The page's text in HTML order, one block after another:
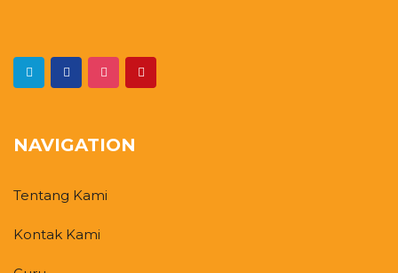
NAVIGATION
Tentang Kami
Kontak Kami